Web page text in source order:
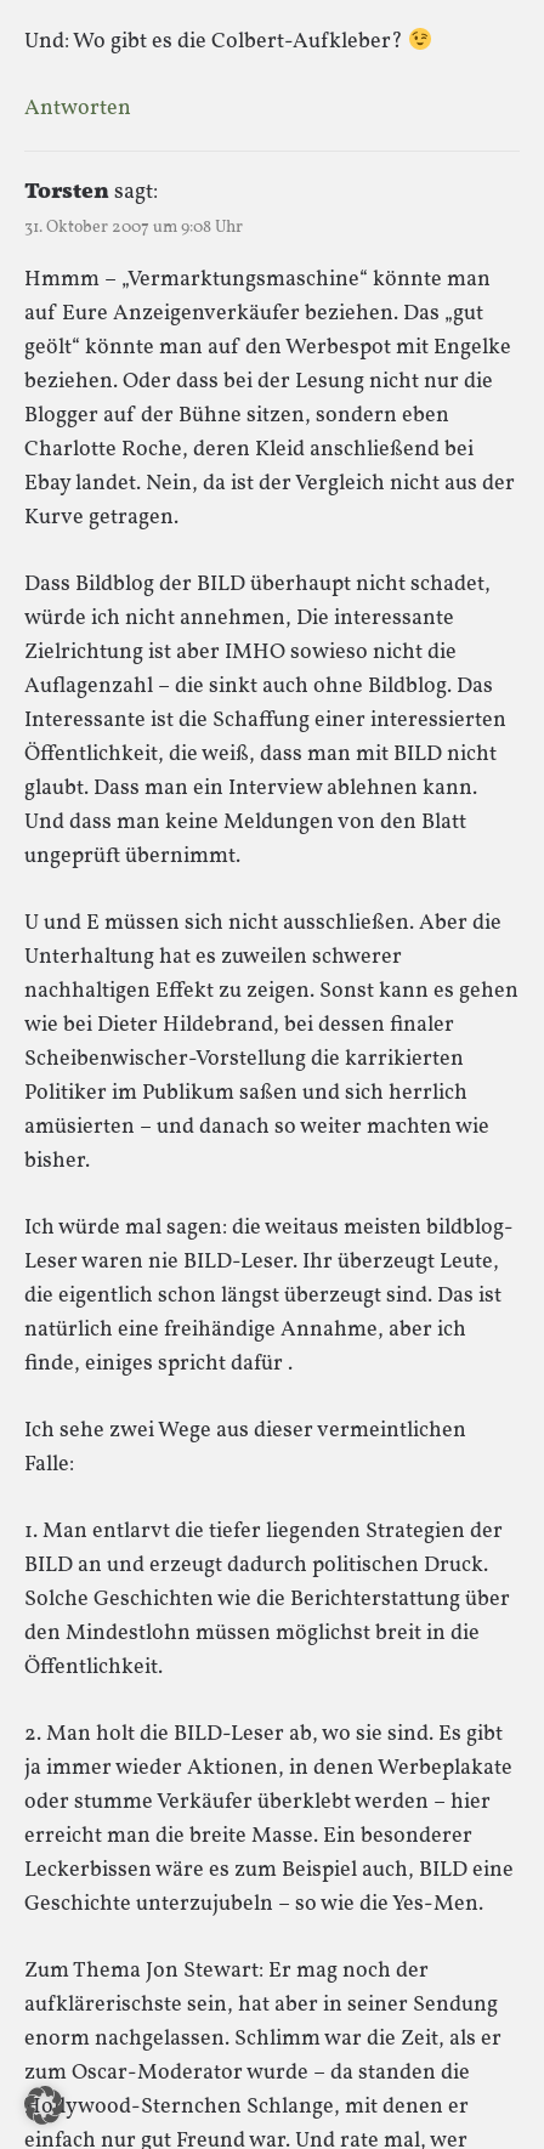
Und: Wo gibt es die Colbert-Aufkleber?
Antworten
Torstensagt:
31. Oktober 2007 um 9:08 Uhr
Hmmm – „Vermarktungsmaschine“ könnte man
auf Eure Anzeigenverkäufer beziehen. Das „gut
geölt“ könnte man auf den Werbespot mit Engelke
beziehen. Oder dass bei der Lesung nicht nur die
Blogger auf der Bühne sitzen, sondern eben
Charlotte Roche, deren Kleid anschließend bei
Ebay landet. Nein, da ist der Vergleich nicht aus der
Kurve getragen.
Dass Bildblog der BILD überhaupt nicht schadet,
würde ich nicht annehmen, Die interessante
Zielrichtung ist aber IMHO sowieso nicht die
Auflagenzahl – die sinkt auch ohne Bildblog. Das
Interessante ist die Schaffung einer interessierten
Öffentlichkeit, die weiß, dass man mit BILD nicht
glaubt. Dass man ein Interview ablehnen kann.
Und dass man keine Meldungen von den Blatt
ungeprüft übernimmt.
U und E müssen sich nicht ausschließen. Aber die
Unterhaltung hat es zuweilen schwerer
nachhaltigen Effekt zu zeigen. Sonst kann es gehen
wie bei Dieter Hildebrand, bei dessen finaler
Scheibenwischer-Vorstellung die karrikierten
Politiker im Publikum saßen und sich herrlich
amüsierten – und danach so weiter machten wie
bisher.
Ich würde mal sagen: die weitaus meisten bildblog-
Leser waren nie BILD-Leser. Ihr überzeugt Leute,
die eigentlich schon längst überzeugt sind. Das ist
natürlich eine freihändige Annahme, aber ich
finde, einiges spricht dafür .
Ich sehe zwei Wege aus dieser vermeintlichen
Falle:
1. Man entlarvt die tiefer liegenden Strategien der
BILD an und erzeugt dadurch politischen Druck.
Solche Geschichten wie die Berichterstattung über
den Mindestlohn müssen möglichst breit in die
Öffentlichkeit.
2. Man holt die BILD-Leser ab, wo sie sind. Es gibt
ja immer wieder Aktionen, in denen Werbeplakate
oder stumme Verkäufer überklebt werden – hier
erreicht man die breite Masse. Ein besonderer
Leckerbissen wäre es zum Beispiel auch, BILD eine
Geschichte unterzujubeln – so wie die Yes-Men.
Zum Thema Jon Stewart: Er mag noch der
aufklärerischste sein, hat aber in seiner Sendung
enorm nachgelassen. Schlimm war die Zeit, als er
zum Oscar-Moderator wurde – da standen die
Hollywood-Sternchen Schlange, mit denen er
einfach nur gut Freund war. Und rate mal, wer